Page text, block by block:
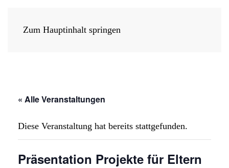
Zum Hauptinhalt springen
« Alle Veranstaltungen
Diese Veranstaltung hat bereits stattgefunden.
Präsentation Projekte für Eltern